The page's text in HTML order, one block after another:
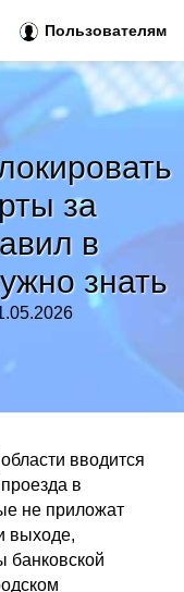
за
в
знать
вводится
в
не приложат
выходе,
банковской
Пользователям